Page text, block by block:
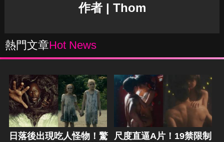
作者 | Thom
熱門文章Hot News
日落後出現吃人怪物！驚
尺度直逼A片！19禁限制